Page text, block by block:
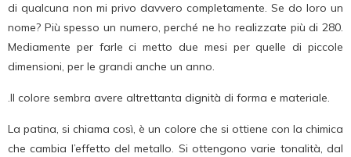
di qualcuna non mi privo davvero completamente. Se do loro un
nome? Più spesso un numero, perché ne ho realizzate più di 280.
Mediamente per farle ci metto due mesi per quelle di piccole
dimensioni, per le grandi anche un anno.
.Il colore sembra avere altrettanta dignità di forma e materiale.
La patina, si chiama così, è un colore che si ottiene con la chimica
che cambia l’effetto del metallo. Si ottengono varie tonalità, dal